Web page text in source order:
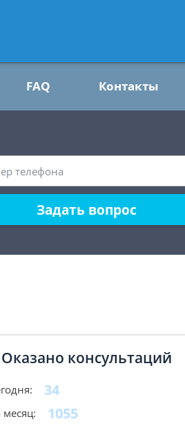
FAQ Контакты
Задать вопрос
Оказано консультаций
34
месяц: 1055